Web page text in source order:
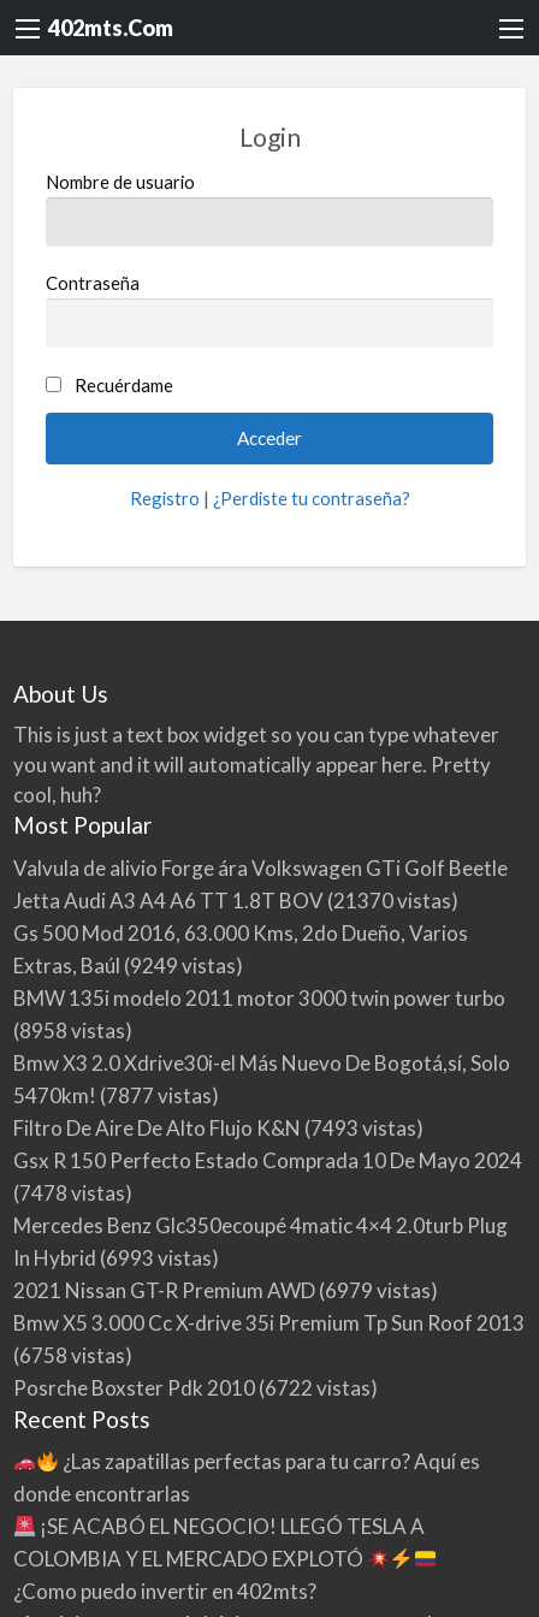
402mts.Com
Login
Nombre de usuario
Contraseña
Recuérdame
Registro | ¿Perdiste tu contraseña?
About Us
This is just a text box widget so you can type whatever
you want and it will automatically appear here. Pretty
cool, huh?
Most Popular
Valvula de alivio Forge ára Volkswagen GTi Golf Beetle
Jetta Audi A3 A4 A6 TT 1.8T BOV(21370 vistas)
Gs 500 Mod 2016, 63.000 Kms, 2do Dueño, Varios
Extras, Baúl (9249 vistas)
BMW 135i modelo 2011 motor 3000 twin power turbo
(8958 vistas)
Bmw X3 2.0 Xdrive30i-el Más Nuevo De Bogotá,sí, Solo
5470km! (7877 vistas)
Filtro De Aire De Alto Flujo K&N (7493 vistas)
Gsx R 150 Perfecto Estado Comprada 10 De Mayo 2024
(7478 vistas)
Mercedes Benz Glc350ecoupé 4matic 4×4 2.0turb Plug
In Hybrid (6993 vistas)
2021 Nissan GT-R Premium AWD(6979 vistas)
Bmw X5 3.000 Cc X-drive 35i Premium Tp Sun Roof 2013
(6758 vistas)
Posrche Boxster Pdk 2010(6722 vistas)
Recent Posts
¿Las zapatillas perfectas para tu carro? Aquí es
donde encontrarlas
¡SE ACABÓ EL NEGOCIO! LLEGÓ TESLA A
COLOMBIA Y EL MERCADO EXPLOTÓ
¿Como puedo invertir en 402mts?